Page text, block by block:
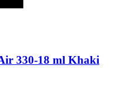
330-18 ml Khaki